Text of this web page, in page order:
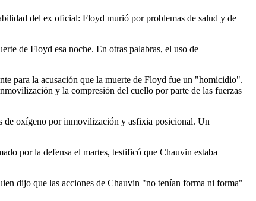
del ex oficial: Floyd murió por problemas de salud y de
de Floyd esa noche. En otras palabras, el uso de
para la acusación que la muerte de Floyd fue un "homicidio".
y la compresión del cuello por parte de las fuerzas
de oxígeno por inmovilización y asfixia posicional. Un
por la defensa el martes, testificó que Chauvin estaba
dijo que las acciones de Chauvin "no tenían forma ni forma"